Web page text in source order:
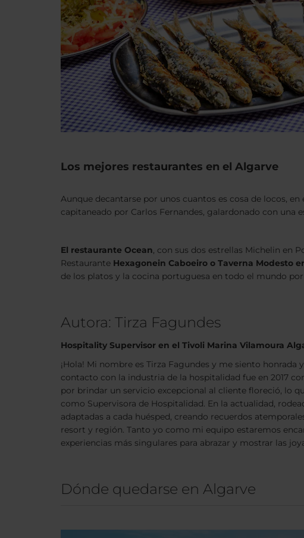
Los mejores restaurantes en el Algarve
Aunque decantarse por unos cuantos es cosa de locos,
capitaneado por Carlos Fernandes, galardonado con una
El restaurante Ocean, con sus dos estrellas Michelin en
Restaurante Hexagonein Caboeiro o Taverna Modesto
de los platos y la cocina portuguesa en todo el mundo
Autora: Tirza Fagundes
Hospitality Supervisor en el Tivoli Marina Vilamoura
¡Hola! Mi nombre es Tirza Fagundes y me siento
contacto con la industria de la hospitalidad fue en 2017
por brindar un servicio excepcional al cliente floreció, lo
como Supervisora de Hospitalidad. En la actualidad,
adaptadas a cada huésped, creando recuerdos
resort y región. Tanto yo como mi equipo estaremos
experiencias más singulares para abrazar y mostrar las
Dónde quedarse en Algarve